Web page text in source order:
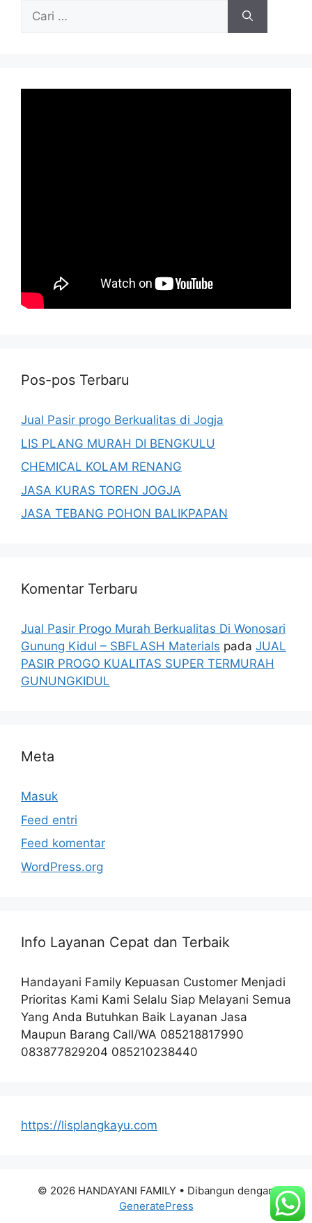
Cari
Pos-pos Terbaru
Jual Pasir progo Berkualitas di Jogja
LIS PLANG MURAH DI BENGKULU
CHEMICAL KOLAM RENANG
JASA KURAS TOREN JOGJA
JASA TEBANG POHON BALIKPAPAN
Komentar Terbaru
Jual Pasir Progo Murah Berkualitas Di Wonosari
Gunung Kidul – SBFLASH Materials pada JUAL
PASIR PROGO KUALITAS SUPER TERMURAH
GUNUNGKIDUL
Meta
Masuk
Feed entri
Feed komentar
WordPress.org
Info Layanan Cepat dan Terbaik
Handayani Family Kepuasan Customer Menjadi
Prioritas Kami Kami Selalu Siap Melayani Semua
Yang Anda Butuhkan Baik Layanan Jasa
Maupun Barang Call/WA 085218817990
083877829204 085210238440
https://lisplangkayu.com
© 2026 HANDAYANI FAMILY • Dibangun dengan
GeneratePress